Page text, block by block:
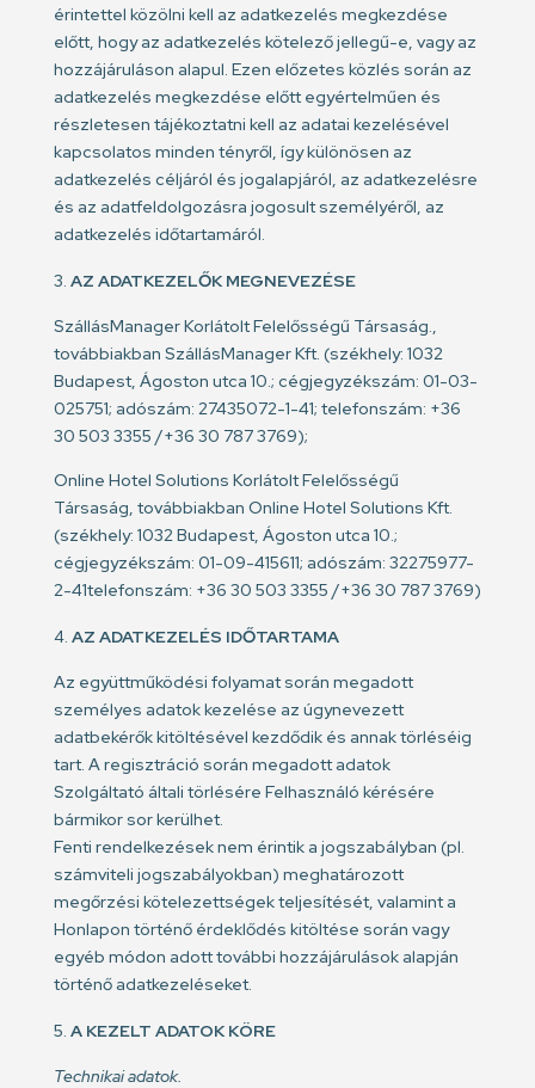
érintettel közölni kell az adatkezelés megkezdése
előtt, hogy az adatkezelés kötelező jellegű-e, vagy az
hozzájáruláson alapul. Ezen előzetes közlés során az
adatkezelés megkezdése előtt egyértelműen és
részletesen tájékoztatni kell az adatai kezelésével
kapcsolatos minden tényről, így különösen az
adatkezelés céljáról és jogalapjáról, az adatkezelésre
és az adatfeldolgozásra jogosult személyéről, az
adatkezelés időtartamáról.
AZ ADATKEZELŐK MEGNEVEZÉSE
SzállásManager Korlátolt Felelősségű Társaság.,
továbbiakban SzállásManager Kft. (székhely: 1032
Budapest, Ágoston utca 10.; cégjegyzékszám: 01-03-
025751; adószám: 27435072-1-41; telefonszám: +36
30 503 3355 /+36 30 787 3769);
Online Hotel Solutions Korlátolt Felelősségű
Társaság, továbbiakban Online Hotel Solutions Kft.
(székhely: 1032 Budapest, Ágoston utca 10.;
cégjegyzékszám: 01-09-415611; adószám: 32275977-
2-41telefonszám: +36 30 503 3355 /+36 30 787 3769)
AZ ADATKEZELÉS IDŐTARTAMA
Az együttműködési folyamat során megadott
személyes adatok kezelése az úgynevezett
adatbekérők kitöltésével kezdődik és annak törléséig
tart. A regisztráció során megadott adatok
Szolgáltató általi törlésére Felhasználó kérésére
bármikor sor kerülhet.
Fenti rendelkezések nem érintik a jogszabályban (pl.
számviteli jogszabályokban) meghatározott
megőrzési kötelezettségek teljesítését, valamint a
Honlapon történő érdeklődés kitöltése során vagy
egyéb módon adott további hozzájárulások alapján
történő adatkezeléseket.
A KEZELT ADATOK KÖRE
Technikai adatok.